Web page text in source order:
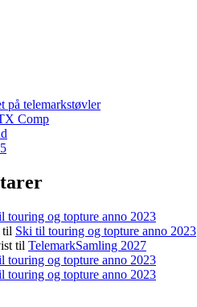
på telemarkstøvler
Comp
touring og topture anno 2023
til Ski til touring og topture anno 2023
til TelemarkSamling 2027
touring og topture anno 2023
touring og topture anno 2023